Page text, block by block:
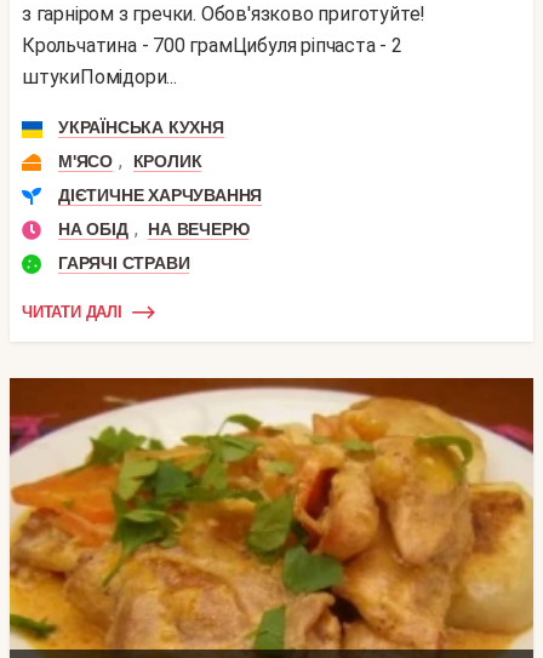
з гарніром з гречки. Обов'язково приготуйте!
Крольчатина - 700 грамЦибуля ріпчаста - 2
штукиПомідори...
УКРАЇНСЬКА КУХНЯ
М'ЯСО ,
КРОЛИК
ДІЄТИЧНЕ ХАРЧУВАННЯ
НА ОБІД ,
НА ВЕЧЕРЮ
ГАРЯЧІ СТРАВИ
ЧИТАТИ ДАЛІ